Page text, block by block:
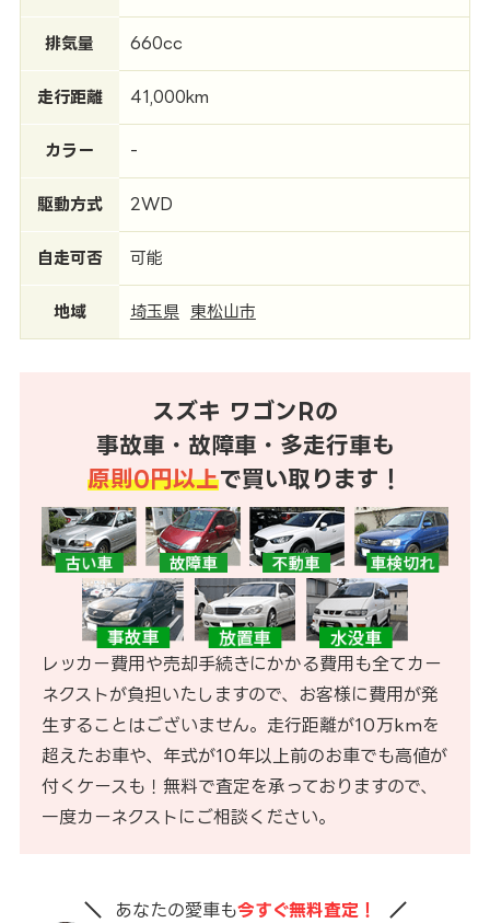
排気量 660cc
走行距離 41,000km
カラー -
駆動方式 2WD
自走可否 可能
地域 埼玉県 東松山市
スズキ ワゴンRの
事故車・故障車・多走行車も
原則0円以上で買い取ります！
レッカー費用や売却手続きにかかる費用も全てカー
ネクストが負担いたしますので、お客様に費用が発
生することはございません。走行距離が10万kmを
超えたお車や、年式が10年以上前のお車でも高値が
付くケースも！無料で査定を承っておりますので、
一度カーネクストにご相談ください。
あなたの愛車も今すぐ無料査定！